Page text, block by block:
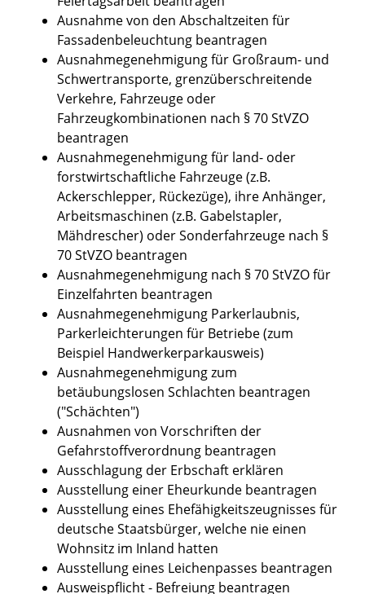
Ausnahme von den Abschaltzeiten für
Fassadenbeleuchtung beantragen
Ausnahmegenehmigung für Großraum- und
Schwertransporte, grenzüberschreitende
Verkehre, Fahrzeuge oder
Fahrzeugkombinationen nach § 70 StVZO
beantragen
Ausnahmegenehmigung für land- oder
forstwirtschaftliche Fahrzeuge (z.B.
Ackerschlepper, Rückezüge), ihre Anhänger,
Arbeitsmaschinen (z.B. Gabelstapler,
Mähdrescher) oder Sonderfahrzeuge nach §
70 StVZO beantragen
Ausnahmegenehmigung nach § 70 StVZO für
Einzelfahrten beantragen
Ausnahmegenehmigung Parkerlaubnis,
Parkerleichterungen für Betriebe (zum
Beispiel Handwerkerparkausweis)
Ausnahmegenehmigung zum
betäubungslosen Schlachten beantragen
("Schächten")
Ausnahmen von Vorschriften der
Gefahrstoffverordnung beantragen
Ausschlagung der Erbschaft erklären
Ausstellung einer Eheurkunde beantragen
Ausstellung eines Ehefähigkeitszeugnisses für
deutsche Staatsbürger, welche nie einen
Wohnsitz im Inland hatten
Ausstellung eines Leichenpasses beantragen
Ausweispflicht - Befreiung beantragen